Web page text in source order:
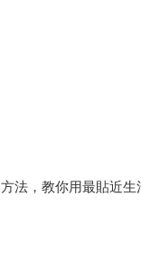
法，教你用最貼近